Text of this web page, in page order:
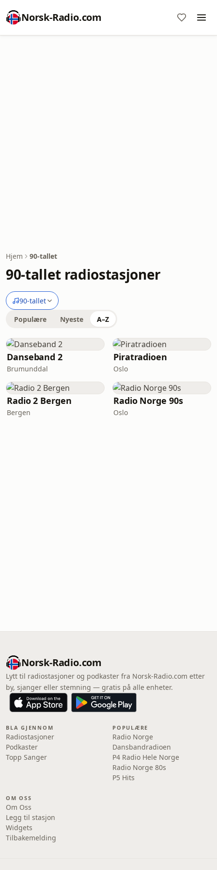
Norsk-Radio.com
Hjem 90-tallet
90-tallet radiostasjoner
90-tallet
Populære Nyeste A–Z
Danseband 2
Brumunddal
Piratradioen
Oslo
Radio 2 Bergen
Bergen
Radio Norge 90s
Oslo
Norsk-Radio.com
Lytt til radiostasjoner og podkaster fra Norsk-Radio.com etter
by, sjanger eller stemning — gratis på alle enheter.
BLA GJENNOM
Radiostasjoner
Podkaster
Topp Sanger
POPULÆRE
Radio Norge
Dansbandradioen
P4 Radio Hele Norge
Radio Norge 80s
P5 Hits
OM OSS
Om Oss
Legg til stasjon
Widgets
Tilbakemelding